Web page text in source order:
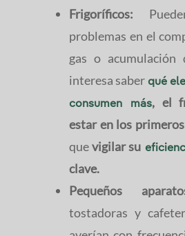
Frigoríficos:
problemas en el
gas o
interesa saber qué
consumen más, el
estar en los
quevigilar su
clave.
Pequeños
tostadoras y